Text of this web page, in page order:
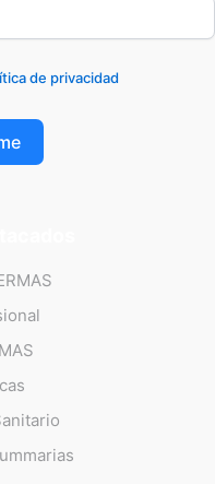
de privacidad